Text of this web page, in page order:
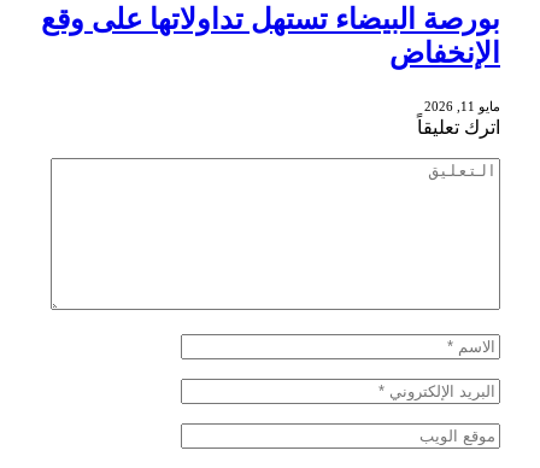
بورصة البيضاء تستهل تداولاتها على وقع
الإنخفاض
مايو 11, 2026
اترك تعليقاً